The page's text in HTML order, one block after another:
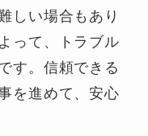
しい場合もあり
って、トラブル
す。信頼できる
を進めて、安心